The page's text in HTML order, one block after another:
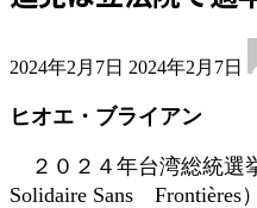
2024年2月7日 終
新
時
:
2024年2月7日
ヒオエ・ブライアン
２０２４年台湾総統選
Solidaire Sans Frontières